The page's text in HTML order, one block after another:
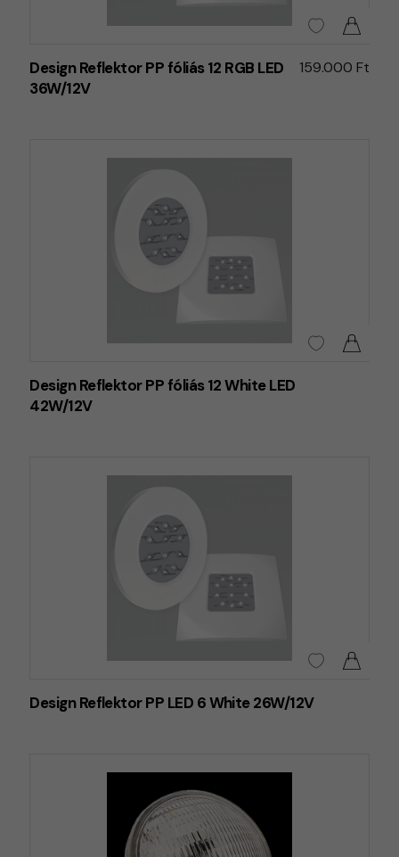
Design Reflektor PP fóliás 12 RGB LED
36W/12V
159.000 Ft
Design Reflektor PP fóliás 12 White LED
42W/12V
Design Reflektor PP LED 6 White 26W/12V